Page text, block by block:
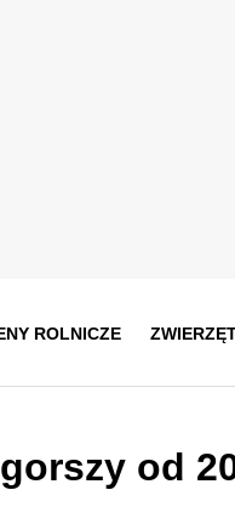
ROLNICZE
od